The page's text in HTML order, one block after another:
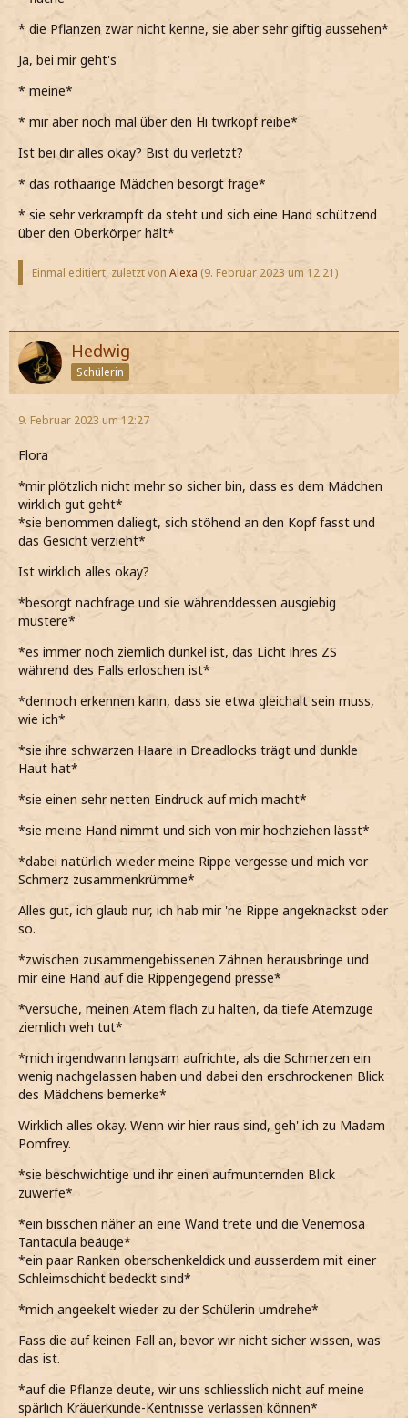
*das Gesicht verziehe und ihr eine Hand entgegenstrecke,
um sie hochzuziehen*
Bist du okay?
*sie prüfend mustere, aber keine sichtbaren Verletzungen
vorfinde*
* die Pflanzen zwar nicht kenne, sie aber sehr giftig aussehen*
Ja, bei mir geht's
* meine*
* mir aber noch mal über den Hi twrkopf reibe*
Ist bei dir alles okay? Bist du verletzt?
* das rothaarige Mädchen besorgt frage*
* sie sehr verkrampft da steht und sich eine Hand schützend
über den Oberkörper hält*
Einmal editiert, zuletzt von Alexa (9. Februar 2023 um 12:21)
Hedwig
Schülerin
9. Februar 2023 um 12:27
Flora
*mir plötzlich nicht mehr so sicher bin, dass es dem Mädchen
wirklich gut geht*
*sie benommen daliegt, sich stöhend an den Kopf fasst und
das Gesicht verzieht*
Ist wirklich alles okay?
*besorgt nachfrage und sie währenddessen ausgiebig
mustere*
*es immer noch ziemlich dunkel ist, das Licht ihres ZS
während des Falls erloschen ist*
*dennoch erkennen kann, dass sie etwa gleichalt sein muss,
wie ich*
*sie ihre schwarzen Haare in Dreadlocks trägt und dunkle
Haut hat*
*sie einen sehr netten Eindruck auf mich macht*
*sie meine Hand nimmt und sich von mir hochziehen lässt*
*dabei natürlich wieder meine Rippe vergesse und mich vor
Schmerz zusammenkrümme*
Alles gut, ich glaub nur, ich hab mir 'ne Rippe angeknackst oder
so.
*zwischen zusammengebissenen Zähnen herausbringe und
mir eine Hand auf die Rippengegend presse*
*versuche, meinen Atem flach zu halten, da tiefe Atemzüge
ziemlich weh tut*
*mich irgendwann langsam aufrichte, als die Schmerzen ein
wenig nachgelassen haben und dabei den erschrockenen Blick
des Mädchens bemerke*
Wirklich alles okay. Wenn wir hier raus sind, geh' ich zu Madam
Pomfrey.
*sie beschwichtige und ihr einen aufmunternden Blick
zuwerfe*
*ein bisschen näher an eine Wand trete und die Venemosa
Tantacula beäuge*
*ein paar Ranken oberschenkeldick und ausserdem mit einer
Schleimschicht bedeckt sind*
*mich angeekelt wieder zu der Schülerin umdrehe*
Fass die auf keinen Fall an, bevor wir nicht sicher wissen, was
das ist.
*auf die Pflanze deute, wir uns schliesslich nicht auf meine
spärlich Kräuerkunde-Kentnisse verlassen können*